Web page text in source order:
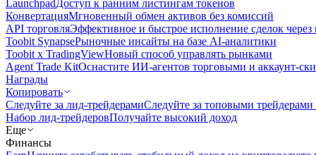
LaunchpadДоступ к ранним листингам токенов
КонвертацияМгновенный обмен активов без комиссий
API торговляЭффективное и быстрое исполнение сделок
Toobit SynapseРыночные инсайты на базе AI-аналитики
Toobit x TradingViewНовый способ управлять рынками
Agent Trade KitОснастите ИИ-агентов торговыми и аккаунт-
Награды
Копировать
Следуйте за лид-трейдерамиСледуйте за топовыми
Набор лид-трейдеровПолучайте высокий доход
Еще
Финансы